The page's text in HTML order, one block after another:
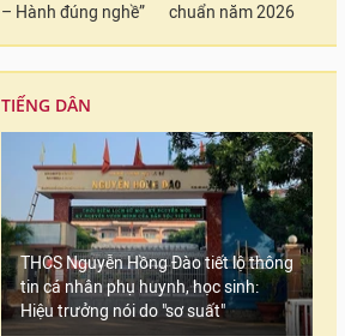
– Hành đúng nghề”
chuẩn năm 2026
TIẾNG DÂN
THCS Nguyễn Hồng Đào tiết lộ thông
tin cá nhân phụ huynh, học sinh:
Hiệu trưởng nói do "sơ suất"